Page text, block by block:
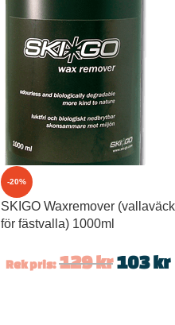
-20%
SKIGO Waxremover (vallaväck
för fästvalla) 1000ml
Rek pris: 129kr 103kr